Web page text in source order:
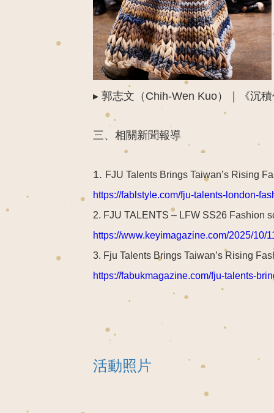
▸ 郭志文（ Chih-Wen Kuo）｜ 《沉
三、相關新聞報導
1. FJU Talents Brings Taiwan’s Rising
https://fablstyle.com/fju-talents-london-
2. FJU TALENTS – LFW SS26 Fashion
https://www.keyimagazine.com/2025/10/
3. Fju Talents Brings Taiwan’s Rising
https://fabukmagazine.com/fju-talents-
活動照片